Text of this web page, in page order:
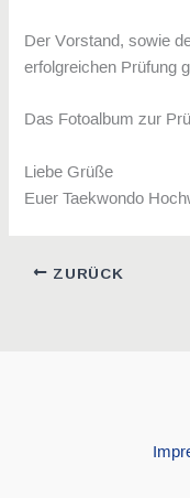
Der Vorstand, sowie
erfolgreichen Prüfung
Das Fotoalbum zur
Liebe Grüße
Euer Taekwondo
ZURÜCK